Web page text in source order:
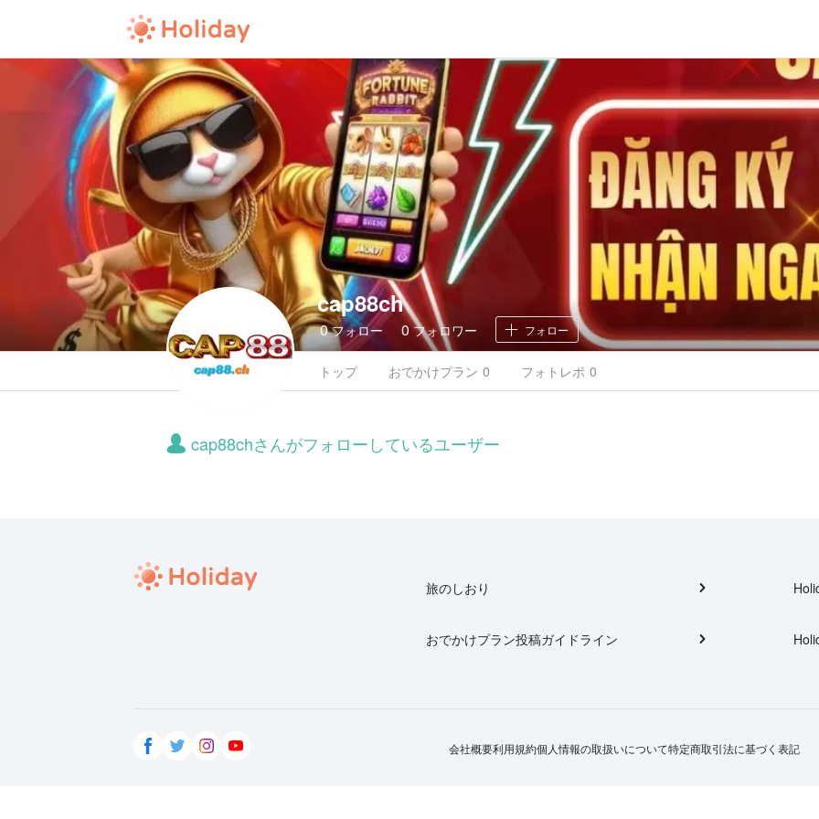
cap88ch
0フォロー 0フォロワー フォロー
トップ おでかけプラン 0 フォトレポ 0
cap88chさんがフォローしているユーザー
旅のしおり
おでかけプラン投稿ガイドライン
会社概要利用規約個人情報の取扱いについて特定商取引法に基づく表記